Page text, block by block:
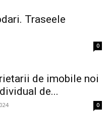
Traseele
0
de imobile noi
de...
0